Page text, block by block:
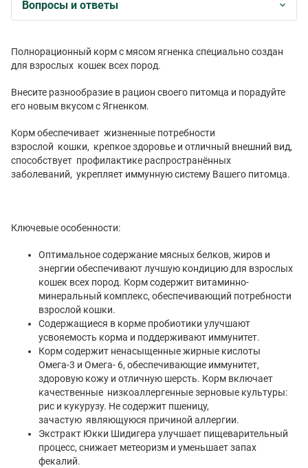
Вопросы и ответы
Полнорационный корм с мясом ягненка специально создан
для взрослых кошек всех пород.
Внесите разнообразие в рацион своего питомца и порадуйте
его новым вкусом с Ягненком.
Корм обеспечивает жизненные потребности
взрослой кошки, крепкое здоровье и отличный внешний вид,
способствует профилактике распространённых
заболеваний, укрепляет иммунную систему Вашего питомца.
Ключевые особенности:
Оптимальное содержание мясных белков, жиров и
энергии обеспечивают лучшую кондицию для взрослых
кошек всех пород. Корм содержит витаминно-
минеральный комплекс, обеспечивающий потребности
взрослой кошки.
Содержащиеся в корме пробиотики улучшают
усвояемость корма и поддерживают иммунитет.
Корм содержит ненасыщенные жирные кислоты
Омега-3 и Омега- 6, обеспечивающие иммунитет,
здоровую кожу и отличную шерсть. Корм включает
качественные низкоаллергенные зерновые культуры:
рис и кукурузу. Не содержит пшеницу,
зачастую являющуюся причиной аллергии.
Экстракт Юкки Шидигера улучшает пищеварительный
процесс, снижает метеоризм и уменьшает запах
фекалий.